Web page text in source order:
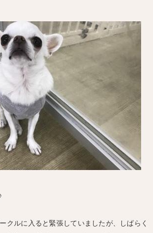
クルに入ると緊張していましたが、しばらく